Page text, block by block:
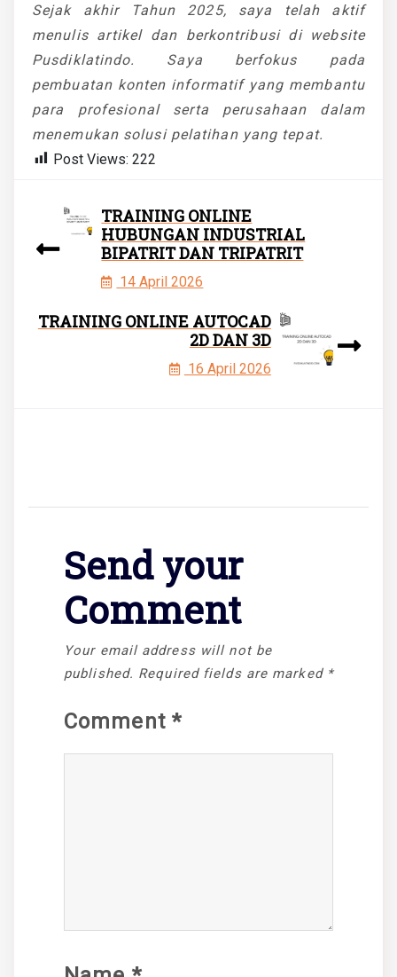
Sejak akhir Tahun 2025, saya telah aktif
menulis artikel dan berkontribusi di website
Pusdiklatindo. Saya berfokus pada
pembuatan konten informatif yang membantu
para profesional serta perusahaan dalam
menemukan solusi pelatihan yang tepat.
Post Views: 222
TRAINING ONLINE
HUBUNGAN INDUSTRIAL
BIPATRIT DAN TRIPATRIT
14 April 2026
TRAINING ONLINE AUTOCAD
2D DAN 3D
16 April 2026
Send your
Comment
Your email address will not be
published. Required fields are marked *
Comment *